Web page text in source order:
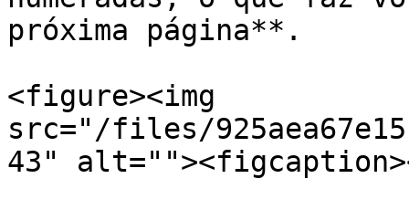
próxima página**.
<figure><img
src="/files/
43"